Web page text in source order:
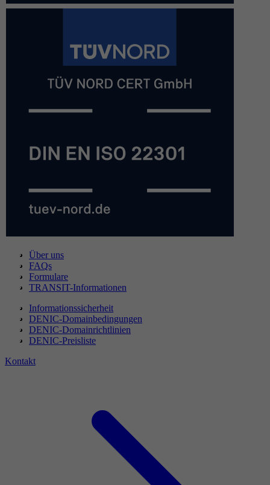
Über uns
FAQs
Formulare
TRANSIT-Informationen
Informationssicherheit
DENIC-Domainbedingungen
DENIC-Domainrichtlinien
DENIC-Preisliste
Kontakt